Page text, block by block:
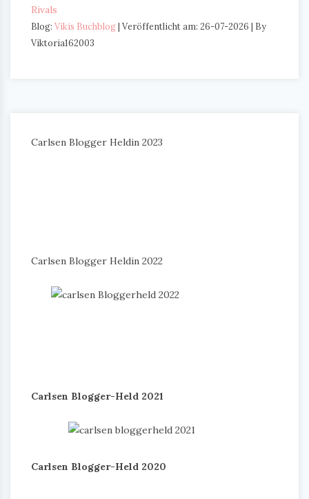
Rivals
Blog: Vikis Buchblog Veröffentlicht am: 26-07-2026
By
Viktoria162003
Carlsen Blogger Heldin 2023
Carlsen Blogger Heldin 2022
Carlsen Blogger-Held 2021
Carlsen Blogger-Held 2020